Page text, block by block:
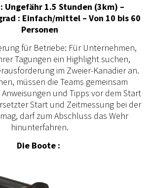
Ungefähr 1.5 Stunden (3km) –
: Einfach/mittel – Von 10 bis 60
Personen
für Betriebe: Für Unternehmen,
Tagungen ein Highlight suchen,
im Zweier-Kanadier an.
müssen die Teams gemeinsam
und Tipps vor dem Start
Start und Zeitmessung bei der
darf zum Abschluss das Wehr
hinunterfahren.
Die Boote :